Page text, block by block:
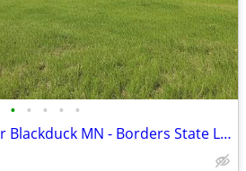
• • • • •
80 Acres for Sale Near Blackduck MN - Borders State Land - $175,000